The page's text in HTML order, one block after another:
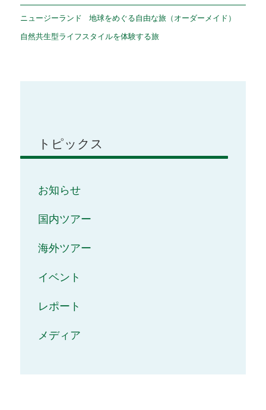
ニュージーランド 地球をめぐる自由な旅（オーダーメイド）
自然共生型ライフスタイルを体験する旅
トピックス
お知らせ
国内ツアー
海外ツアー
イベント
レポート
メディア